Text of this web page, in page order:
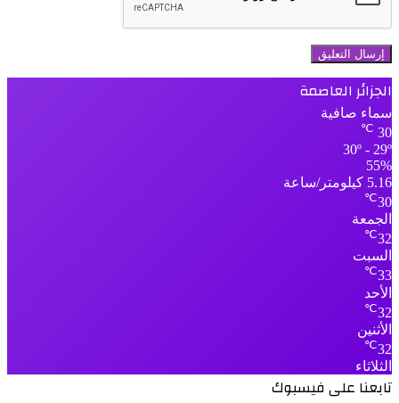
الجزائر العاصمة
سماء صافية
30
℃
30º - 29º
55%
5.16 كيلومتر/ساعة
30
℃
الجمعة
32
℃
السبت
33
℃
الأحد
32
℃
الأثنين
32
℃
الثلاثاء
تابعنا على فيسبوك